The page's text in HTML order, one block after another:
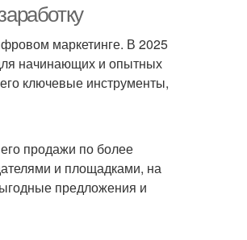
маркетинге. В 2025
начинающих и опытных
ключевые инструменты,
продажи по более
и площадками, на
предложения и